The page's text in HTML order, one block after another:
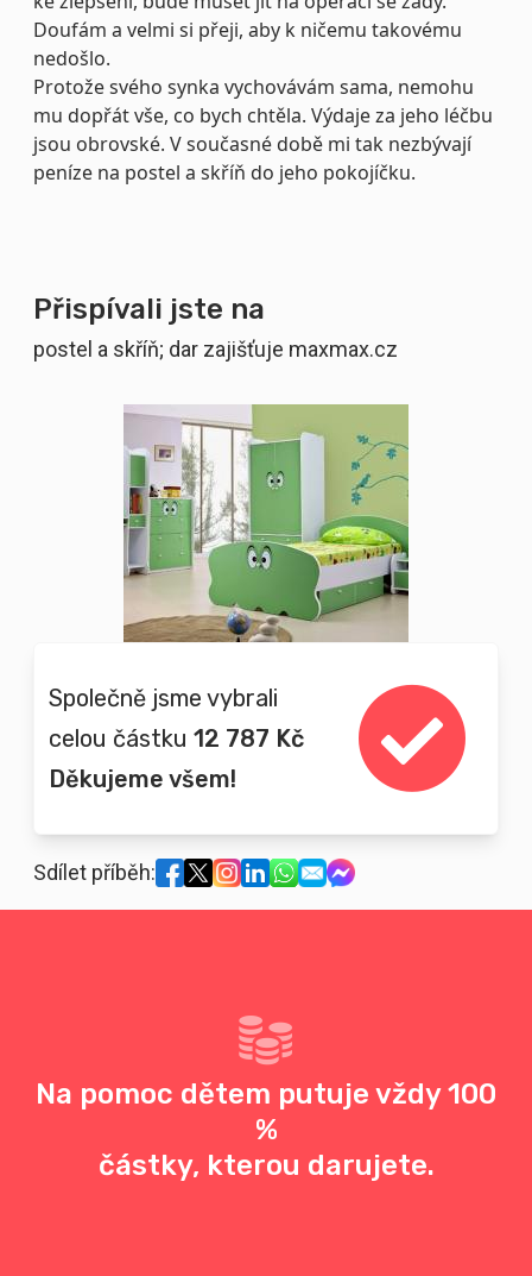
Přispívali jste na
postel a skříň; dar zajišťuje maxmax.cz
Společně jsme vybrali
celou částku 12 787 Kč
Děkujeme všem!
Sdílet příběh:
Doufám a velmi si přeji, aby k ničemu takovému
nedošlo.
Protože svého synka vychovávám sama, nemohu
mu dopřát vše, co bych chtěla. Výdaje za jeho léčbu
jsou obrovské. V současné době mi tak nezbývají
peníze na postel a skříň do jeho pokojíčku.
Na pomoc dětem putuje vždy 100
%
částky, kterou darujete.